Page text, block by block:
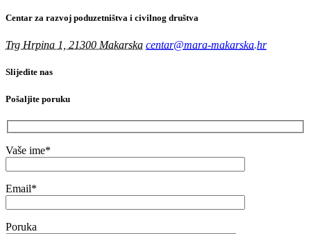
Centar za razvoj poduzetništva i civilnog društva
Trg Hrpina 1, 21300 Makarska centar@mara-makarska.hr
Slijedite nas
Pošaljite poruku
Vaše ime*
Email*
Poruka